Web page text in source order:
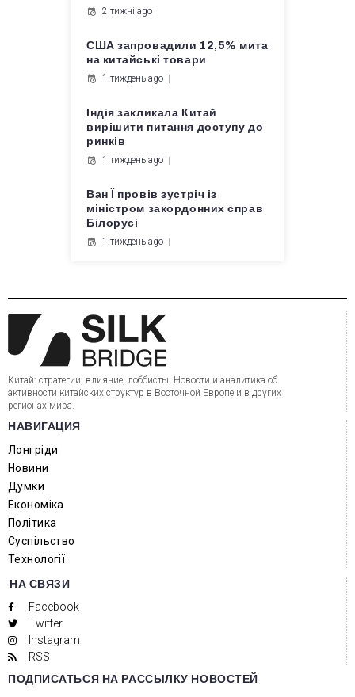
2 тижні ago
США запровадили 12,5% мита
на китайські товари
1 тиждень ago
Індія закликала Китай
вирішити питання доступу до
ринків
1 тиждень ago
Ван Ї провів зустріч із
міністром закордонних справ
Білорусі
1 тиждень ago
Китай: стратегии, влияние, лоббисты. Новости и аналитика об
активности китайских структур в Восточной Европе и в других
регионах мира.
НАВИГАЦИЯ
Лонгріди
Новини
Думки
Економіка
Політика
Суспільство
Технології
НА СВЯЗИ
Facebook
Twitter
Instagram
RSS
ПОДПИСАТЬСЯ НА РАССЫЛКУ НОВОСТЕЙ